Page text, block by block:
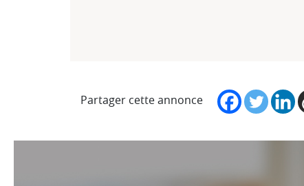
Partager cette annonce